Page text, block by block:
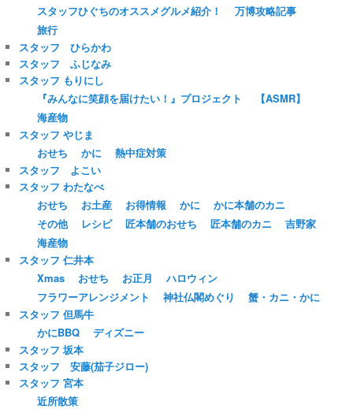
スタッフひぐちのオススメグルメ紹介！
万博攻略記事
旅行
スタッフ ひらかわ
スタッフ ふじなみ
スタッフ もりにし
『みんなに笑顔を届けたい！』プロジェクト
【ASMR】
海産物
スタッフ やじま
おせち
かに
熱中症対策
スタッフ よこい
スタッフ わたなべ
おせち
お土産 お得情報 かに
かに本舗のカニ
その他
レシピ 匠本舗のおせち 匠本舗のカニ
吉野家
海産物
スタッフ 仁井本
Xmas
おせち お正月
ハロウィン
フラワーアレンジメント
神社仏閣めぐり
蟹・カニ・かに
スタッフ 但馬牛
かにBBQ
ディズニー
スタッフ 坂本
スタッフ 安藤(茄子ジロー)
スタッフ 宮本
近所散策